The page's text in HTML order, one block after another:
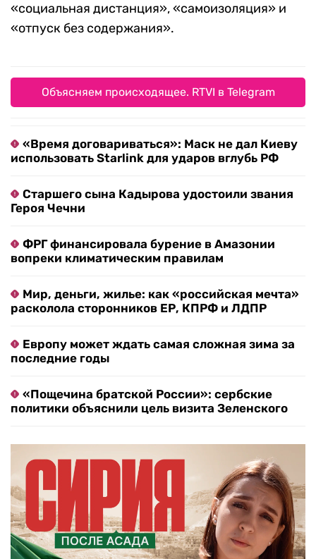
«социальная дистанция», «самоизоляция» и
«отпуск без содержания».
Объясняем происходящее. RTVI в Telegram
«Время договариваться»: Маск не дал Киеву
использовать Starlink для ударов вглубь РФ
Старшего сына Кадырова удостоили звания
Героя Чечни
ФРГ финансировала бурение в Амазонии
вопреки климатическим правилам
Мир, деньги, жилье: как «российская мечта»
расколола сторонников ЕР, КПРФ и ЛДПР
Европу может ждать самая сложная зима за
последние годы
«Пощечина братской России»: сербские
политики объяснили цель визита Зеленского